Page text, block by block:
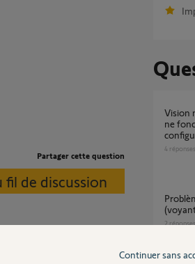
Partager cette question
fil de discussion
Vision nocturne automatique caméra indoor
ne
4 réponses
Problème réinitialisation Somfy indoor
2 réponses
5réponses
Continuer sans